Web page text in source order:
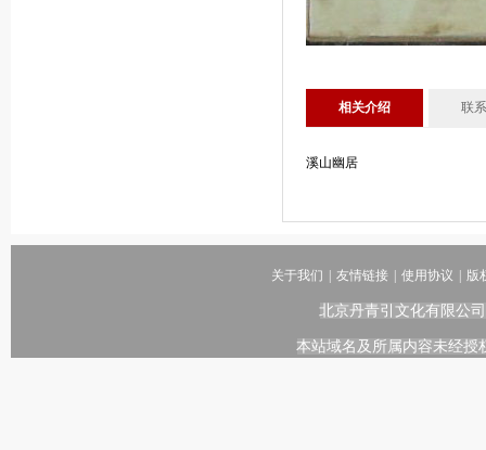
相关介绍 联
溪山幽居
关于我们 友情链接 使用协议 版
北京丹青引文化有限公
本站域名及所属内容未经授